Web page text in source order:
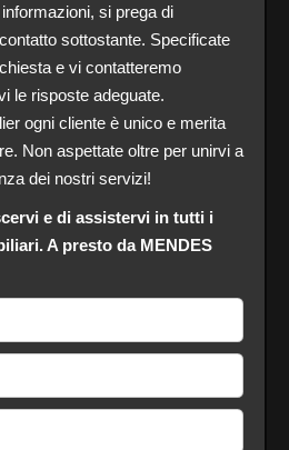
si prega di
sottostante. Specificate
e vi contatteremo
le risposte adeguate.
ogni cliente è unico e merita
Non aspettate oltre per unirvi a
dei nostri servizi!
e di assistervi in tutti i
A presto da MENDES